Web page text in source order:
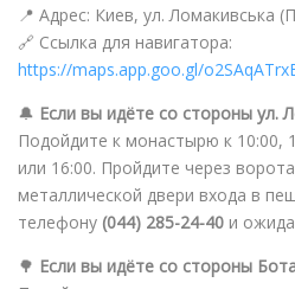
📍 Адрес: Киев, ул. Ломакивська
🔗 Ссылка для навигатора:
https://maps.app.goo.gl/
🔔 Если вы идёте со стороны ул.
Подойдите к монастырю к 10:00,
или 16:00. Пройдите через
металлической двери входа в
телефону (044) 285-24-40 и
🌳 Если вы идёте со стороны